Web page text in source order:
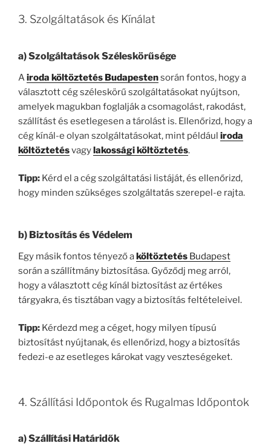
3. Szolgáltatások és Kínálat
a)Szolgáltatások Széleskörűsége
A iroda költöztetés Budapestensorán fontos, hogy a
választott cég széleskörű szolgáltatásokat nyújtson,
amelyek magukban foglalják a csomagolást, rakodást,
szállítást és esetlegesen a tárolást is. Ellenőrizd, hogy a
cég kínál-e olyan szolgáltatásokat, mint például iroda
költöztetésvagylakossági költöztetés.
Tipp: Kérd el a cég szolgáltatási listáját, és ellenőrizd,
hogy minden szükséges szolgáltatás szerepel-e rajta.
b) Biztosítás és Védelem
Egy másik fontos tényező aköltöztetés Budapest
során a szállítmány biztosítása. Győződj meg arról,
hogy a választott cég kínál biztosítást az értékes
tárgyakra, és tisztában vagy a biztosítás feltételeivel.
Tipp: Kérdezd meg a céget, hogy milyen típusú
biztosítást nyújtanak, és ellenőrizd, hogy a biztosítás
fedezi-e az esetleges károkat vagy veszteségeket.
4. Szállítási Időpontok és Rugalmas Időpontok
a)Szállítási Határidők